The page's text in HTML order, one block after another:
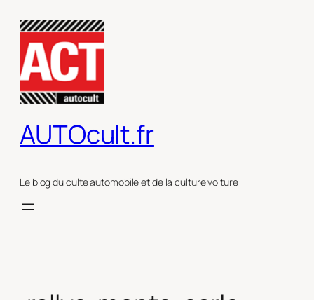
contenu
AUTOcult.fr
Le blog du culte automobile et de la culture voiture